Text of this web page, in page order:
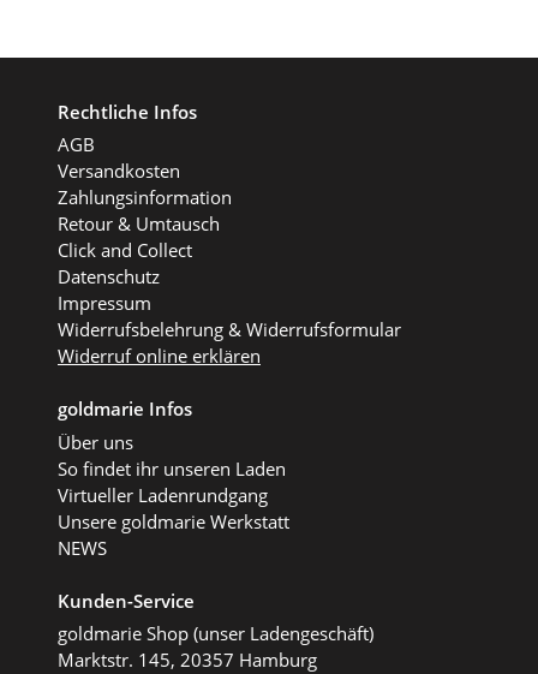
Rechtliche Infos
AGB
Versandkosten
Zahlungsinformation
Retour & Umtausch
Click and Collect
Datenschutz
Impressum
Widerrufsbelehrung & Widerrufsformular
Widerruf online erklären
goldmarie Infos
Über uns
So findet ihr unseren Laden
Virtueller Ladenrundgang
Unsere goldmarie Werkstatt
NEWS
Kunden-Service
goldmarie Shop (unser Ladengeschäft)
Marktstr. 145, 20357 Hamburg